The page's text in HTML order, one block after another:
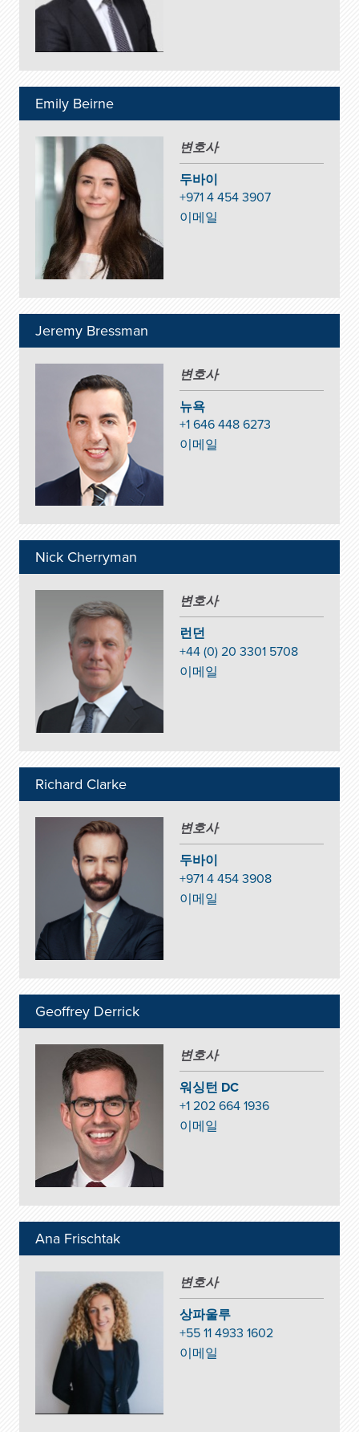
Emily Beirne
변호사
두바이
+971 4 454 3907
이메일
Jeremy Bressman
변호사
뉴욕
+1 646 448 6273
이메일
Nick Cherryman
변호사
런던
+44 (0) 20 3301 5708
이메일
Richard Clarke
변호사
두바이
+971 4 454 3908
이메일
Geoffrey Derrick
변호사
워싱턴 DC
+1 202 664 1936
이메일
Ana Frischtak
변호사
상파울루
+55 11 4933 1602
이메일